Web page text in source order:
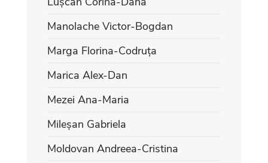
Manolache Victor-Bogdan
Marga Florina-Codruța
Marica Alex-Dan
Mezei Ana-Maria
Mileșan Gabriela
Moldovan Andreea-Cristina